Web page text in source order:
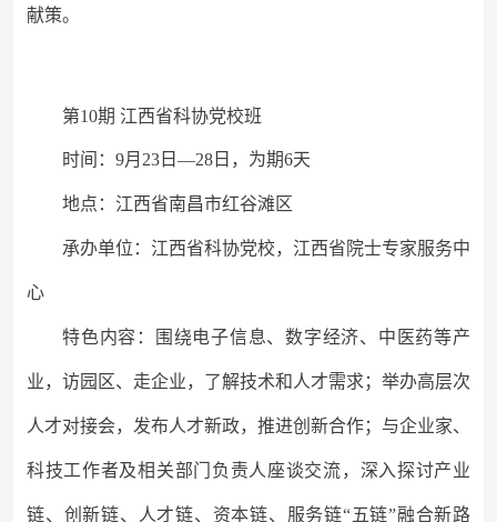
献策。
第10期 江西省科协党校班
时间： 9月23日—28日，为期6天
地点：江西省南昌市红谷滩区
承办单位：江西省科协党校，江西省院士专家服务中
心
特色内容：围绕电子信息、数字经济、中医药等产
业，访园区、走企业，了解技术和人才需求；举办高层次
人才对接会，发布人才新政，推进创新合作；与企业家、
科技工作者及相关部门负责人座谈交流，深入探讨产业
链、创新链、人才链、资本链、服务链“五链”融合新路